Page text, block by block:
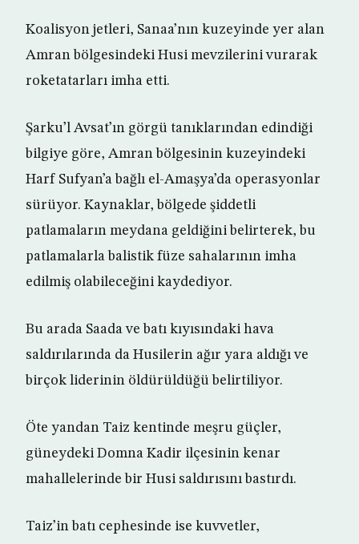
Koalisyon jetleri, Sanaa’nın kuzeyinde yer alan
Amran bölgesindeki Husi mevzilerini vurarak
roketatarları imha etti.
Şarku’l Avsat’ın görgü tanıklarından edindiği
bilgiye göre, Amran bölgesinin kuzeyindeki
Harf Sufyan’a bağlı el-Amaşya’da operasyonlar
sürüyor. Kaynaklar, bölgede şiddetli
patlamaların meydana geldiğini belirterek, bu
patlamalarla balistik füze sahalarının imha
edilmiş olabileceğini kaydediyor.
Bu arada Saada ve batı kıyısındaki hava
saldırılarında da Husilerin ağır yara aldığı ve
birçok liderinin öldürüldüğü belirtiliyor.
Öte yandan Taiz kentinde meşru güçler,
güneydeki Domna Kadir ilçesinin kenar
mahallelerinde bir Husi saldırısını bastırdı.
Taiz’in batı cephesinde ise kuvvetler,